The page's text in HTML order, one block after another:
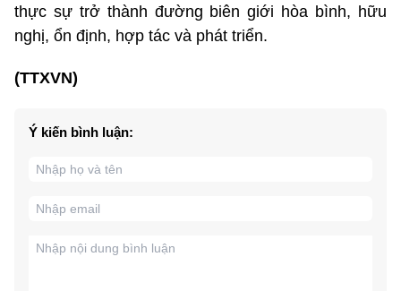
thực sự trở thành đường biên giới hòa bình, hữu
nghị, ổn định, hợp tác và phát triển.
(TTXVN)
Ý kiến bình luận: